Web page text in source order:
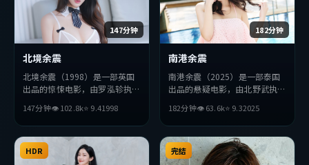
147分钟
北境余震
北境余震（1998）是一部英国
出品的惊悚电影，由罗泓轸执
美、赵丽颖等主演。影片在叙事
与视听上力求突破，探讨人性与
抉择，节奏张弛有度，适合喜欢
该类型的观众完整观看。
147分钟👁102.8k⭐ 9.41998
182分钟
南港余震
南港余震（2025）是一部泰国
出品的悬疑电影，由北野武执
影片在叙事与视听上力求突破，
探讨人性与抉择，节奏张弛有
度，适合喜欢该类型的观众完整
观看。
182分钟👁63.6k⭐ 9.32025
HDR 完结